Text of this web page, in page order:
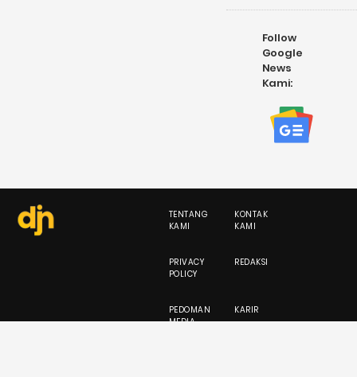
Follow
Google
News
Kami:
TENTANG
KAMI
KONTAK
KAMI
PRIVACY
POLICY
REDAKSI
PEDOMAN
MEDIA
KARIR